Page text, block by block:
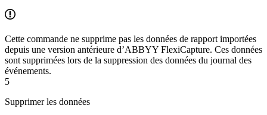
Cette commande ne supprime pas les données de rapport importées
depuis une version antérieure d’ABBYY FlexiCapture. Ces données
sont supprimées lors de la suppression des données du journal des
événements.
5
Supprimer les données